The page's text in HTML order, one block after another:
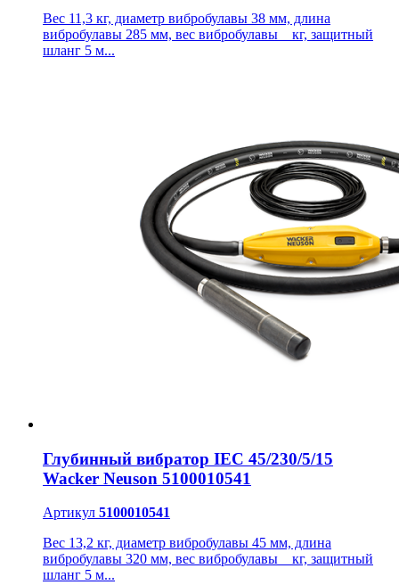
Вес 11,3 кг, диаметр вибробулавы 38 мм, длина
вибробулавы 285 мм, вес вибробулавы _ кг, защитный
шланг 5 м...
Глубинный вибратор IEC 45/230/5/15
Wacker Neuson 5100010541
Артикул 5100010541
Вес 13,2 кг, диаметр вибробулавы 45 мм, длина
вибробулавы 320 мм, вес вибробулавы _ кг, защитный
шланг 5 м...